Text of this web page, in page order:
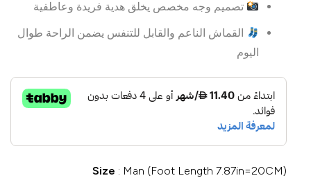
تصميم وجه مخصص يخلق هدية فريدة وعاطفية
القماش الناعم والقابل للتنفس يضمن الراحة طوال
اليوم
Size Man (Foot Length 7.87in=20CM)